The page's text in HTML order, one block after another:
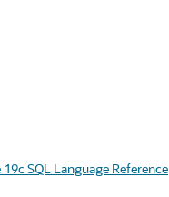
SQL Language Reference